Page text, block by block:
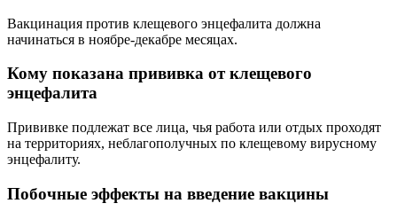
Вакцинация против клещевого энцефалита должна
начинаться в ноябре-декабре месяцах.
Кому показана прививка от клещевого
энцефалита
Прививке подлежат все лица, чья работа или отдых проходят
на территориях, неблагополучных по клещевому вирусному
энцефалиту.
Побочные эффекты на введение вакцины